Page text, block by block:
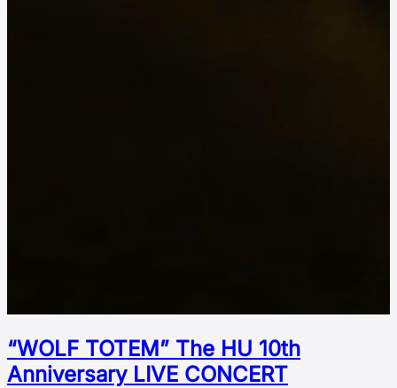
“WOLF TOTEM” The HU 10th
Аnniversary LIVE CONCERT